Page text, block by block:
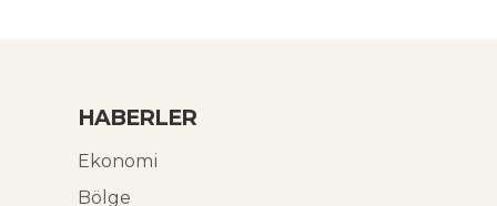
HABERLER
Ekonomi
Bölge